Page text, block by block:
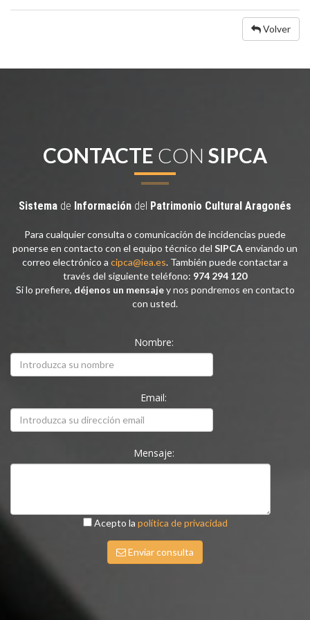
Volver
CONTACTE CON SIPCA
Sistema de Información del Patrimonio Cultural Aragonés
Para cualquier consulta o comunicación de incidencias puede
ponerse en contacto con el equipo técnico del SIPCAenviando un
correo electrónico a cipca@iea.es. También puede contactar a
través del siguiente teléfono: 974 294 120
Si lo prefiere, déjenos un mensajey nos pondremos en contacto
con usted.
Nombre:
Email:
Mensaje:
Acepto la política de privacidad
Enviar consulta